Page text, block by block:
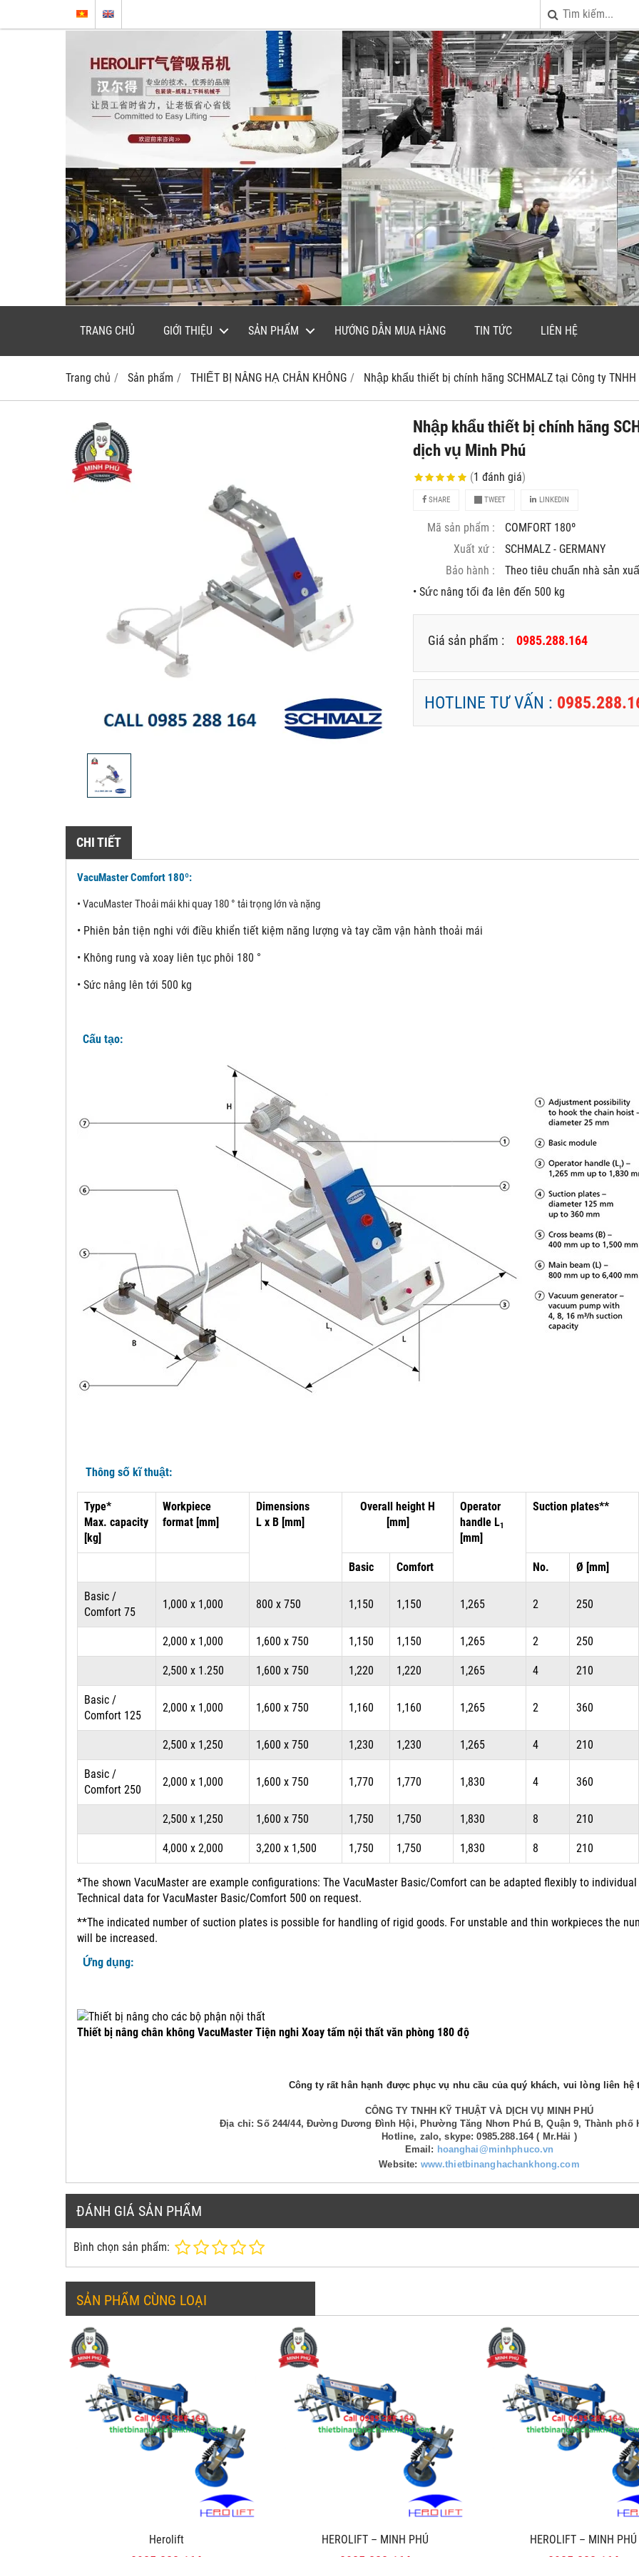
TRANG CHỦ GIỚI THIỆU SẢN PHẨM HƯỚNG DẪN MUA HÀNG TIN TỨC LIÊN HỆ
Trang chủ Sản phẩm THIẾT BỊ NÂNG HẠ CHÂN KHÔNG Nhập khẩu thiết bị chính hãng SCHMALZ tại Công ty
Nhập khẩu thiết bị chính hãng
dịch vụ Minh Phú
(1đánh giá)
SHARE TWEET LINKEDIN
Mã sản phẩm :
COMFORT 180º
Xuất xứ :
SCHMALZ - GERMANY
Bảo hành :
Theo tiêu chuẩn nhà sản
• Sức nâng tối đa lên đến 500 kg
Giá sản phẩm : 0985.288.164
HOTLINE TƯ VẤN :
CHI TIẾT
VacuMaster Comfort 180º:
•VacuMaster Thoải mái khi quay 180 ° tải trọng lớn và nặng
• Phiên bản tiện nghi với điều khiển tiết kiệm năng lượng và tay cầm vận hành thoải mái
• Không rung và xoay liên tục phôi 180 °
• Sức nâng lên tới 500 kg
Cấu tạo:
Thông số kĩ thuật:
Type*
Max. capacity
[kg]
Workpiece
format [mm]
Dimensions
L x B [mm]
Overall height H
[mm]
Operator
handle L1
[mm]
Suction plates**
Basic Comfort No. Ø [mm]
Basic /
Comfort 75
1,000 x 1,000 800 x 750 1,150 1,150 1,265 2 250
2,000 x 1,000 1,600 x 750 1,150 1,150 1,265 2 250
2,500 x 1.250 1,600 x 750 1,220 1,220 1,265 4 210
Basic /
Comfort 125
2,000 x 1,000 1,600 x 750 1,160 1,160 1,265 2 360
2,500 x 1,250 1,600 x 750 1,230 1,230 1,265 4 210
Basic /
Comfort 250
2,000 x 1,000 1,600 x 750 1,770 1,770 1,830 4 360
2,500 x 1,250 1,600 x 750 1,750 1,750 1,830 8 210
4,000 x 2,000 3,200 x 1,500 1,750 1,750 1,830 8 210
*The shown VacuMaster are example configurations: The VacuMaster Basic/Comfort can be adapted flexibly to
Technical data for VacuMaster Basic/Comfort 500 on request.
**The indicated number of suction plates is possible for handling of rigid goods. For unstable and thin workpieces the
will be increased.
Ứng dụng:
Thiết bị nâng chân không VacuMaster Tiện nghi Xoay tấm nội thất văn phòng 180 độ
Công ty rất hân hạnh được phục vụ nhu cầu của quý khách, vui lòng liên hệ
CÔNG TY TNHH KỸ THUẬT VÀ DỊCH VỤ MINH PHÚ
Địa chỉ: Số 244/44, Đường Dương Đình Hội, Phường Tăng Nhơn Phú B, Quận 9, Thành phố
Hotline, zalo, skype: 0985.288.164 ( Mr.Hải )
Email: hoanghai@minhphuco.vn
Website: www.thietbinanghachankhong.com
ĐÁNH GIÁ SẢN PHẨM
Bình chọn sản phẩm:
SẢN PHẨM CÙNG LOẠI
Herolift HEROLIFT – MINH PHÚ HEROLIFT – MINH PHÚ